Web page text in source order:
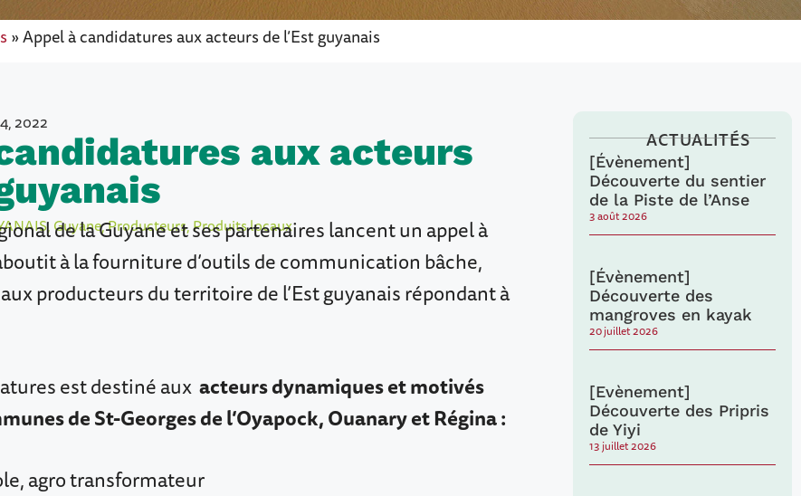
»Appel à candidatures aux acteurs de l’Est guyanais
2022
aux acteurs
,Guyane,Producteurs,Produits locaux
de la Guyane et ses partenaires lancent un appel à
à la fourniture d’outils de communication bâche,
producteurs du territoire de l’Est guyanais répondant à
est destiné aux acteurs dynamiques et motivés
de St-Georges de l’Oyapock, Ouanary et Régina :
agro transformateur
ACTUALITÉS
[Évènement]
Découverte du sentier
de la Piste de l’Anse
3 août 2026
[Évènement]
Découverte des
mangroves en kayak
20 juillet 2026
[Evènement]
Découverte des Pripris
de Yiyi
13 juillet 2026